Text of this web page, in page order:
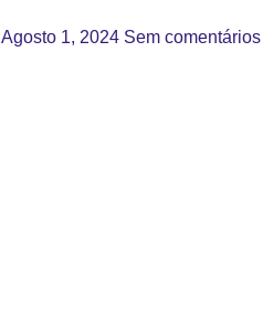
Agosto 1, 2024 Sem comentários